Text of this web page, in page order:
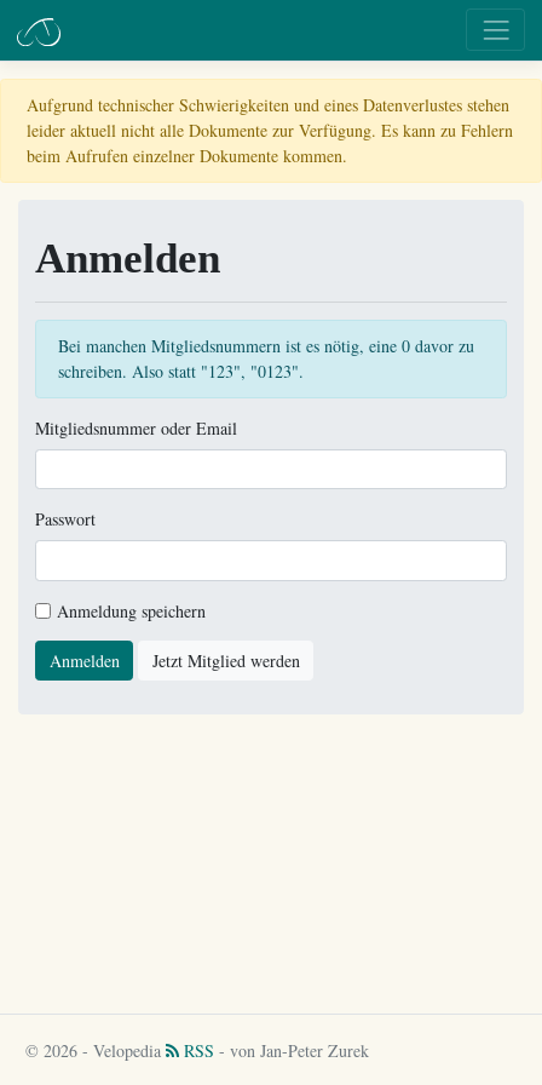
Aufgrund technischer Schwierigkeiten und eines Datenverlustes stehen
leider aktuell nicht alle Dokumente zur Verfügung. Es kann zu Fehlern
beim Aufrufen einzelner Dokumente kommen.
Anmelden
Bei manchen Mitgliedsnummern ist es nötig, eine 0 davor zu
schreiben. Also statt "123", "0123".
Mitgliedsnummer oder Email
Passwort
Anmeldung speichern
Anmelden Jetzt Mitglied werden
© 2026 - Velopedia RSS - von Jan-Peter Zurek